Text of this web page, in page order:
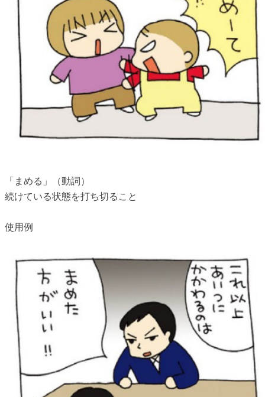
「まめる」（動詞）
続けている状態を打ち切ること
使用例